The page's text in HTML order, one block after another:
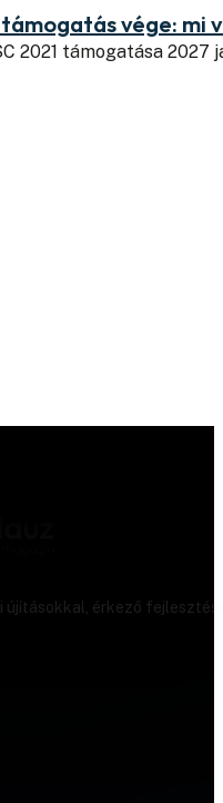
támogatás vége: mi
2021 támogatása 2027
újításokkal, érkező